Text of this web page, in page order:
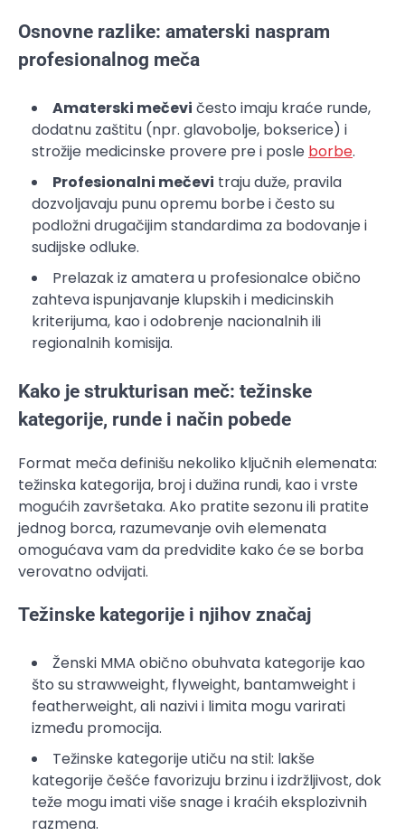
Osnovne razlike: amaterski naspram
profesionalnog meča
Amaterski mečevi često imaju kraće runde,
dodatnu zaštitu (npr. glavobolje, bokserice) i
strožije medicinske provere pre i posle borbe.
Profesionalni mečevi traju duže, pravila
dozvoljavaju punu opremu borbe i često su
podložni drugačijim standardima za bodovanje i
sudijske odluke.
Prelazak iz amatera u profesionalce obično
zahteva ispunjavanje klupskih i medicinskih
kriterijuma, kao i odobrenje nacionalnih ili
regionalnih komisija.
Kako je strukturisan meč: težinske
kategorije, runde i način pobede
Format meča definišu nekoliko ključnih elemenata:
težinska kategorija, broj i dužina rundi, kao i vrste
mogućih završetaka. Ako pratite sezonu ili pratite
jednog borca, razumevanje ovih elemenata
omogućava vam da predvidite kako će se borba
verovatno odvijati.
Težinske kategorije i njihov značaj
Ženski MMA obično obuhvata kategorije kao
što su strawweight, flyweight, bantamweight i
featherweight, ali nazivi i limita mogu varirati
između promocija.
Težinske kategorije utiču na stil: lakše
kategorije češće favorizuju brzinu i izdržljivost, dok
teže mogu imati više snage i kraćih eksplozivnih
razmena.